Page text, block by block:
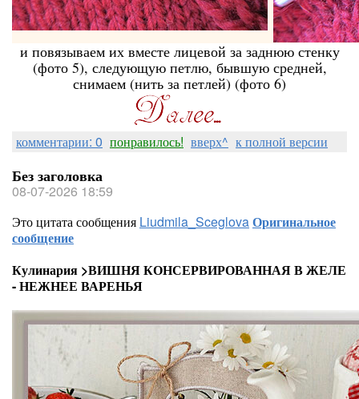
и повязываем их вместе лицевой за заднюю стенку
(фото 5), следующую петлю, бывшую средней,
снимаем (нить за петлей) (фото 6)
комментарии: 0 понравилось! вверх^ к полной версии
Без заголовка
08-07-2026 18:59
Это цитата сообщения Liudmila_SceglovaОригинальное
сообщение
Кулинария >ВИШНЯ КОНСЕРВИРОВАННАЯ В ЖЕЛЕ
- НЕЖНЕЕ ВАРЕНЬЯ